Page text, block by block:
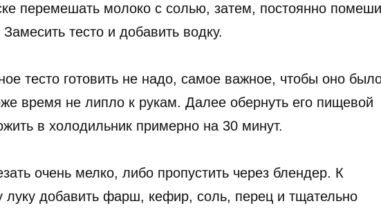
перемешать молоко с солью, затем, постоянно
тесто и добавить водку.
тесто готовить не надо, самое важное, чтобы оно
время не липло к рукам. Далее обернуть его пищевой
в холодильник примерно на 30 минут.
очень мелко, либо пропустить через блендер. К
луку добавить фарш, кефир, соль, перец и тщательно